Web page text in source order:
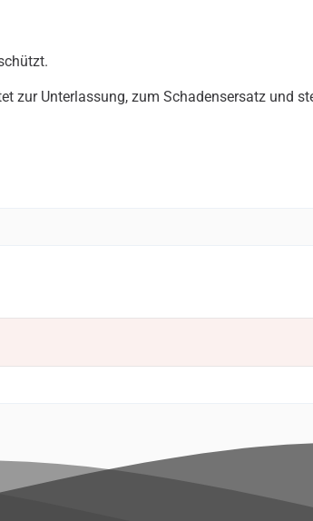
zur Unterlassung, zum Schadensersatz und